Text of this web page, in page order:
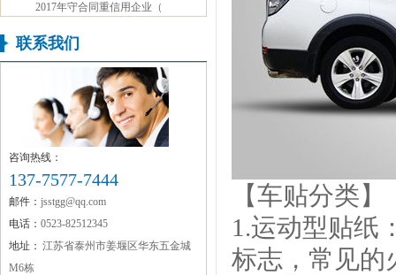
2017年守合同重信用企业（
联系我们
咨询热线：
137-7577-7444
邮件： jsstgg@qq.com
电话： 0523-82512345
地址： 江苏省泰州市姜堰区华东五金城
M6栋
【车贴分类】
1.运动型贴纸
标志，常见的